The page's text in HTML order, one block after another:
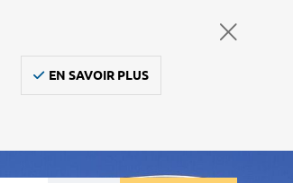
EN SAVOIR PLUS